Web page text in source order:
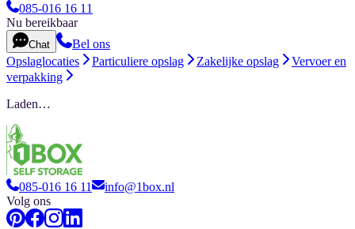
085-016 16 11
Nu bereikbaar
Chat
Bel ons
Opslaglocaties
Particuliere opslag Zakelijke opslag
Vervoer en
verpakking
Laden…
085-016 16 11
info@1box.nl
Volg ons